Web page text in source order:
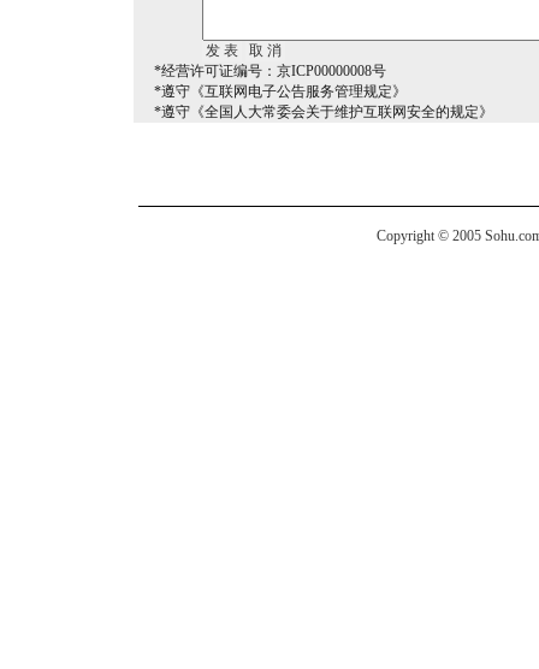
*经营许可证编号：京ICP00000008号
*遵守《互联网电子公告服务管理规定》
*遵守《全国人大常委会关于维护互联网安全的规定》
Copyright © 2005